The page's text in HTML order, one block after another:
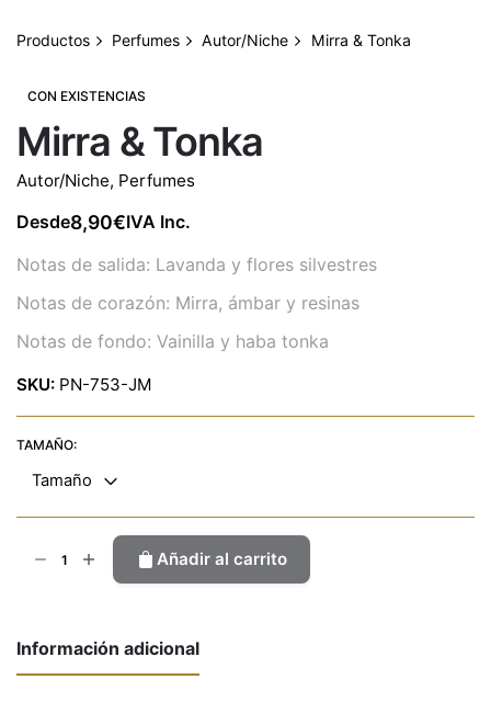
Productos Perfumes Autor/Niche Mirra & Tonka
CON EXISTENCIAS
Mirra & Tonka
Autor/Niche, Perfumes
Desde8,90€IVA Inc.
Notas de salida: Lavanda y flores silvestres
Notas de corazón: Mirra, ámbar y resinas
Notas de fondo: Vainilla y haba tonka
SKU: PN-753-JM
TAMAÑO:
Tamaño
Añadir al carrito
Información adicional